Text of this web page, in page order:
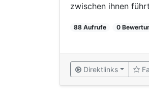
zwischen ihnen
88 Aufrufe 0
Direktlinks